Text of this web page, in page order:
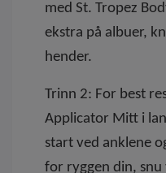
med St. Tropez
ekstra på albuer,
hender.
Trinn 2: For best
Applicator Mitt i
start ved anklene
for ryggen din,